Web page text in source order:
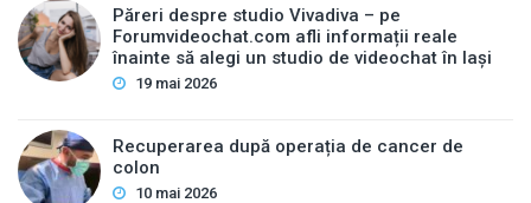
Păreri despre studio Vivadiva – pe
Forumvideochat.com afli informații reale
înainte să alegi un studio de videochat în Iași
19 mai 2026
Recuperarea după operația de cancer de
colon
10 mai 2026